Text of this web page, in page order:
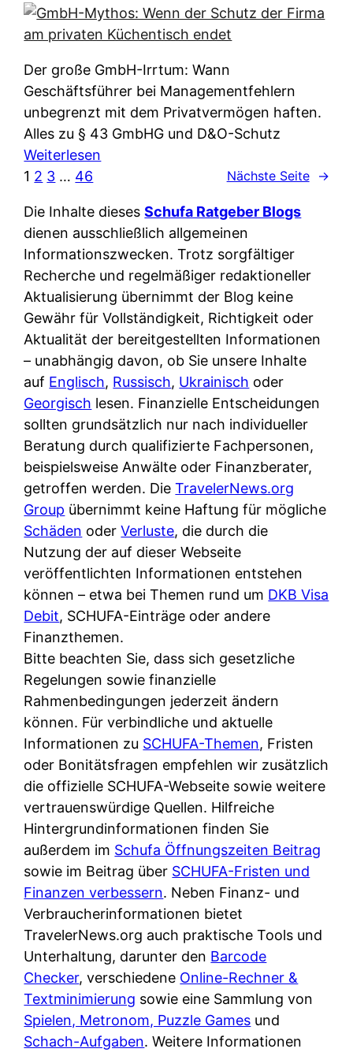
i
c
h
e
t
e
D
a
t
e
n
w
i
r
k
l
i
c
h
?
n
w
l
c
h
e
n
n
d
e
r
n
u
n
k
t
i
o
n
i
e
r
e
n
r
u
s
s
i
s
h
e
B
a
n
k
k
a
r
t
e
n
M
I
R
r
k
l
ä
u
e
r
A
p
p
&
O
n
l
i
n
e
:
W
a
s
i
s
t
w
i
r
k
l
i
c
h
k
o
s
t
e
n
l
o
s
u
n
d
w
Der große GmbH-Irrtum: Wann
Geschäftsführer bei Managementfehlern
unbegrenzt mit dem Privatvermögen haften.
Alles zu § 43 GmbHG und D&O-Schutz
Weiterlesen
b
H
-
M
y
t
h
o
s
:
W
e
n
n
d
e
r
S
c
h
u
t
z
d
e
r
F
i
r
m
a
a
m
p
r
i
v
a
t
e
1 2 3 … 46 Nächste Seite →
Die Inhalte diesesSchufa Ratgeber Blogs
dienen ausschließlich allgemeinen
Informationszwecken. Trotz sorgfältiger
Recherche und regelmäßiger redaktioneller
Aktualisierung übernimmt der Blog keine
Gewähr für Vollständigkeit, Richtigkeit oder
Aktualität der bereitgestellten Informationen
– unabhängig davon, ob Sie unsere Inhalte
auf Englisch, Russisch, Ukrainisch oder
Georgisch lesen. Finanzielle Entscheidungen
sollten grundsätzlich nur nach individueller
Beratung durch qualifizierte Fachpersonen,
beispielsweise Anwälte oder Finanzberater,
getroffen werden. DieTravelerNews.org
Group übernimmt keine Haftung für mögliche
Schäden oderVerluste, die durch die
Nutzung der auf dieser Webseite
veröffentlichten Informationen entstehen
können – etwa bei Themen rund um DKB Visa
Debit, SCHUFA-Einträge oder andere
Finanzthemen.
Bitte beachten Sie, dass sich gesetzliche
Regelungen sowie finanzielle
Rahmenbedingungen jederzeit ändern
können. Für verbindliche und aktuelle
Informationen zu SCHUFA-Themen, Fristen
oder Bonitätsfragen empfehlen wir zusätzlich
die offizielle SCHUFA-Webseite sowie weitere
vertrauenswürdige Quellen. Hilfreiche
Hintergrundinformationen finden Sie
außerdem im Schufa Öffnungszeiten Beitrag
sowie im Beitrag über SCHUFA-Fristen und
Finanzen verbessern. Neben Finanz- und
Verbraucherinformationen bietet
TravelerNews.org auch praktische Tools und
Unterhaltung, darunter den Barcode
Checker, verschiedene Online-Rechner &
Textminimierung sowie eine Sammlung von
Spielen, Metronom, Puzzle Games und
Schach-Aufgaben. Weitere Informationen